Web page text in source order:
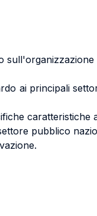
ai principali
caratteristiche
pubblico